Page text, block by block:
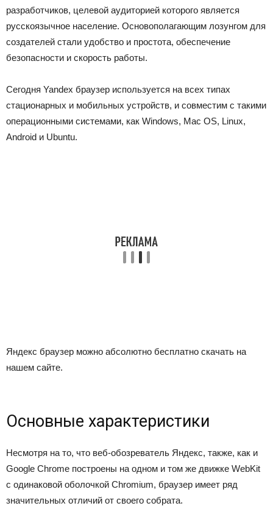
разработчиков, целевой аудиторией которого является
русскоязычное население. Основополагающим лозунгом для
создателей стали удобство и простота, обеспечение
безопасности и скорость работы.
Сегодня Yandex браузер используется на всех типах
стационарных и мобильных устройств, и совместим с такими
операционными системами, как Windows, Mac OS, Linux,
Android и Ubuntu.
Яндекс браузер можно абсолютно бесплатно скачать на
нашем сайте.
Основные характеристики
Несмотря на то, что веб-обозреватель Яндекс, также, как и
Google Chrome построены на одном и том же движке WebKit
c одинаковой оболочкой Chromium, браузер имеет ряд
значительных отличий от своего собрата.